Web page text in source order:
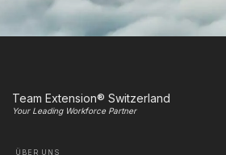
Team Extension® Switzerland
Your Leading Workforce Partner
ÜBER UNS